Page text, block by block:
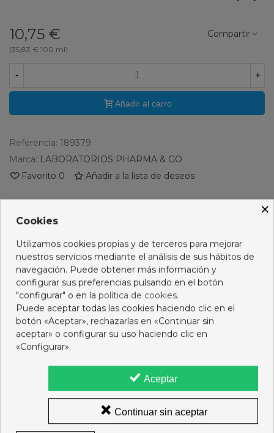
10,75 €
(35,83 € 100 ml)
Compartir
- +
Añadir al carro
Referencia: 189379
Marca: LABORATORIOS PHARMA & GO
Favorito 0 Añadir a la lista de deseos
Descripción
Opiniones
16 OTROS PRODUCTOS DE LA MISMA CATEGORÍA:
×
Cookies
Utilizamos cookies propias y de terceros para mejorar
nuestros servicios mediante el análisis de sus hábitos de
navegación. Puede obtener más información y
configurar sus preferencias pulsando en el botón
"configurar" o en la política de cookies.
Puede aceptar todas las cookies haciendo clic en el
botón «Aceptar», rechazarlas en «Continuar sin
aceptar» o configurar su uso haciendo clic en
«Configurar».
Aceptar
Continuar sin aceptar